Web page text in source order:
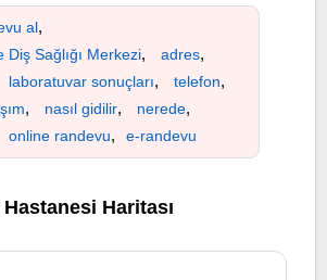
al,
Diş Sağlığı Merkezi, adres,
laboratuvar sonuçları, telefon,
, nasıl gidilir, nerede,
online randevu, e-randevu
Haritası